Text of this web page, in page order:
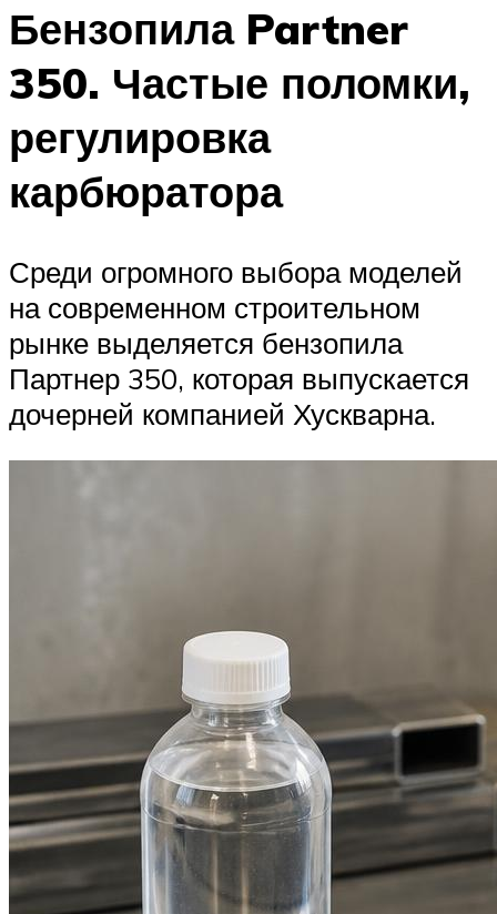
Бензопила Partner
350. Частые поломки,
регулировка
карбюратора
Среди огромного выбора моделей
на современном строительном
рынке выделяется бензопила
Партнер 350, которая выпускается
дочерней компанией Хускварна.